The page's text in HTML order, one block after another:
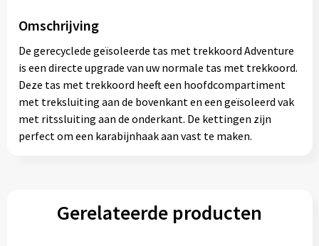
Omschrijving
De gerecyclede geïsoleerde tas met trekkoord Adventure
is een directe upgrade van uw normale tas met trekkoord.
Deze tas met trekkoord heeft een hoofdcompartiment
met treksluiting aan de bovenkant en een geïsoleerd vak
met ritssluiting aan de onderkant. De kettingen zijn
perfect om een karabijnhaak aan vast te maken.
Gerelateerde producten